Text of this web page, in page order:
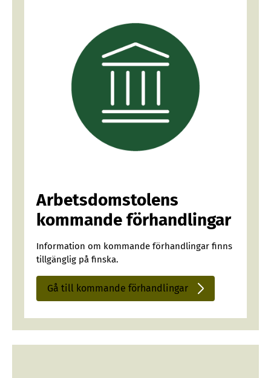
Arbetsdomstolens
kommande förhandlingar
Information om kommande förhandlingar finns
tillgänglig på finska.
Gå till kommande förhandlingar
Sisäinen